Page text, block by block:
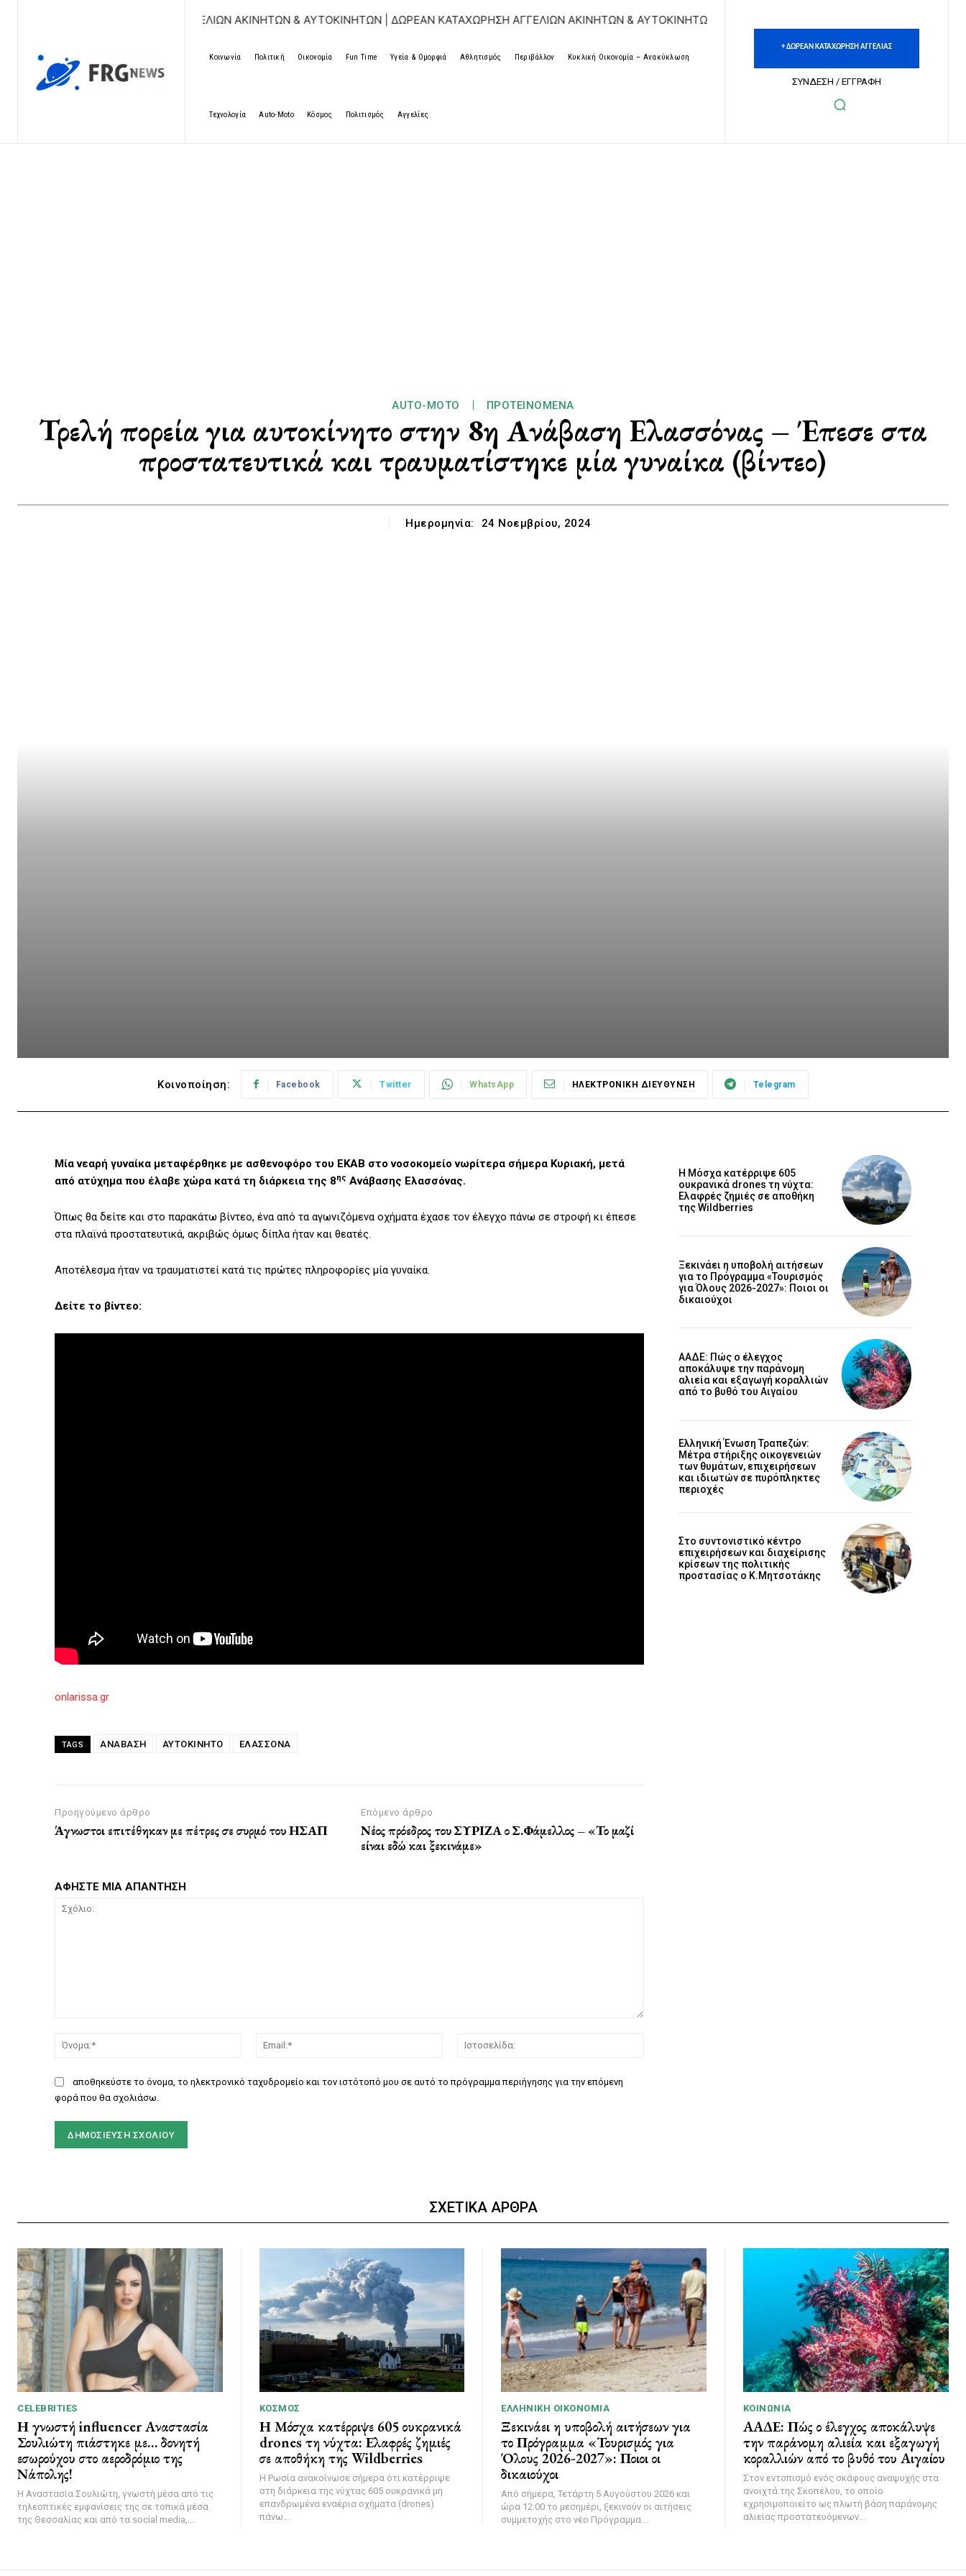
ΔΩΡΕΑΝ ΚΑΤΑΧΩΡΗΣΗ ΑΓΓΕΛΙΩΝ ΑΚΙΝΗΤΩΝ & ΑΥΤΟΚΙΝΗΤΩΝ | ΔΩΡΕΑΝ ΚΑΤΑΧΩΡΗΣΗ ΑΓΓΕΛΙΩΝ ΑΚΙΝΗΤΩΝ & ΑΥΤΟΚΙΝΗΤΩΝ | ΔΩΡΕΑΝ ΚΑΤΑΧΩΡΗΣΗ ΑΓΓΕΛΙΩΝ ΑΚΙΝΗΤΩΝ &
Κοινωνία Πολιτική Οικονομία Fun Time Υγεία & Ομορφιά Αθλητισμός Περιβάλλον Κυκλική Οικονομία – Ανακύκλωση
Τεχνολογία Auto-Moto Κόσμος Πολιτισμός Αγγελίες
+ ΔΩΡΕΑΝ ΚΑΤΑΧΩΡΗΣΗ ΑΓΓΕΛΙΑΣ
ΣΥΝΔΕΣΗ / ΕΓΓΡΑΦΗ
AUTO-MOTO ΠΡΟΤΕΙΝΌΜΕΝΑ
Τρελή πορεία για αυτοκίνητο στην 8η Ανάβαση Ελασσόνας – Έπεσε στα
προστατευτικά και τραυματίστηκε μία γυναίκα (βίντεο)
Ημερομηνία: 24 Νοεμβρίου, 2024
Κοινοποίηση: Facebook Twitter WhatsApp ΗΛΕΚΤΡΟΝΙΚΗ ΔΙΕΥΘΥΝΣΗ Telegram
Μία νεαρή γυναίκα μεταφέρθηκε με ασθενοφόρο του ΕΚΑΒ στο νοσοκομείο νωρίτερα σήμερα Κυριακή, μετά
από ατύχημα που έλαβε χώρα κατά τη διάρκεια της 8ης Ανάβασης Ελασσόνας.
Όπως θα δείτε και στο παρακάτω βίντεο, ένα από τα αγωνιζόμενα οχήματα έχασε τον έλεγχο πάνω σε στροφή κι έπεσε
στα πλαϊνά προστατευτικά, ακριβώς όμως δίπλα ήταν και θεατές.
Αποτέλεσμα ήταν να τραυματιστεί κατά τις πρώτες πληροφορίες μία γυναίκα.
Δείτε το βίντεο:
onlarissa.gr
TAGS ΑΝΆΒΑΣΗ ΑΥΤΟΚΙΝΗΤΟ ΕΛΑΣΣΌΝΑ
Προηγούμενο άρθρο
Άγνωστοι επιτέθηκαν με πέτρες σε συρμό του ΗΣΑΠ
Επόμενο άρθρο
Νέος πρόεδρος του ΣΥΡΙΖΑ ο Σ.Φάμελλος – «Το μαζί
είναι εδώ και ξεκινάμε»
ΑΦΗΣΤΕ ΜΙΑ ΑΠΑΝΤΗΣΗ
Όνομα:*
Email:*
αποθηκεύστε το όνομα, το ηλεκτρονικό ταχυδρομείο και τον ιστότοπό μου σε αυτό το πρόγραμμα περιήγησης για την επόμενη
φορά που θα σχολιάσω.
Η Μόσχα κατέρριψε 605
ουκρανικά drones τη νύχτα:
Ελαφρές ζημιές σε αποθήκη
της Wildberries
Ξεκινάει η υποβολή αιτήσεων
για το Πρόγραμμα «Τουρισμός
για Όλους 2026-2027»: Ποιοι οι
δικαιούχοι
ΑΑΔΕ: Πώς ο έλεγχος
αποκάλυψε την παράνομη
αλιεία και εξαγωγή κοραλλιών
από το βυθό του Αιγαίου
Ελληνική Ένωση Τραπεζών:
Μέτρα στήριξης οικογενειών
των θυμάτων, επιχειρήσεων
και ιδιωτών σε πυρόπληκτες
περιοχές
Στο συντονιστικό κέντρο
επιχειρήσεων και διαχείρισης
κρίσεων της πολιτικής
προστασίας ο Κ.Μητσοτάκης
ΣΧΕΤΙΚΑ ΑΡΘΡΑ
CELEBRITIES
Η γνωστή influencer Αναστασία
Σουλιώτη πιάστηκε με… δονητή
εσωρούχου στο αεροδρόμιο της
Νάπολης!
Η Αναστασία Σουλιώτη, γνωστή μέσα από τις
τηλεοπτικές εμφανίσεις της σε τοπικά μέσα
της Θεσσαλίας και από τα social media,...
ΚΌΣΜΟΣ
Η Μόσχα κατέρριψε 605 ουκρανικά
drones τη νύχτα: Ελαφρές ζημιές
σε αποθήκη της Wildberries
Η Ρωσία ανακοίνωσε σήμερα ότι κατέρριψε
στη διάρκεια της νύχτας 605 ουκρανικά μη
επανδρωμένα εναέρια οχήματα (drones)
πάνω...
ΕΛΛΗΝΙΚΉ ΟΙΚΟΝΟΜΊΑ
Ξεκινάει η υποβολή αιτήσεων για
το Πρόγραμμα «Τουρισμός για
Όλους 2026-2027»: Ποιοι οι
δικαιούχοι
Από σήμερα, Τετάρτη 5 Αυγούστου 2026 και
ώρα 12:00 το μεσημέρι, ξεκινούν οι αιτήσεις
συμμετοχής στο νέο Πρόγραμμα...
ΚΟΙΝΩΝΊΑ
ΑΑΔΕ: Πώς ο έλεγχος αποκάλυψε
την παράνομη αλιεία και εξαγωγή
κοραλλιών από το βυθό του Αιγαίου
Στον εντοπισμό ενός σκάφους αναψυχής στα
ανοιχτά της Σκοπέλου, το οποίο
εχρησιμοποιείτο ως πλωτή βάση παράνομης
αλιείας προστατευόμενων...